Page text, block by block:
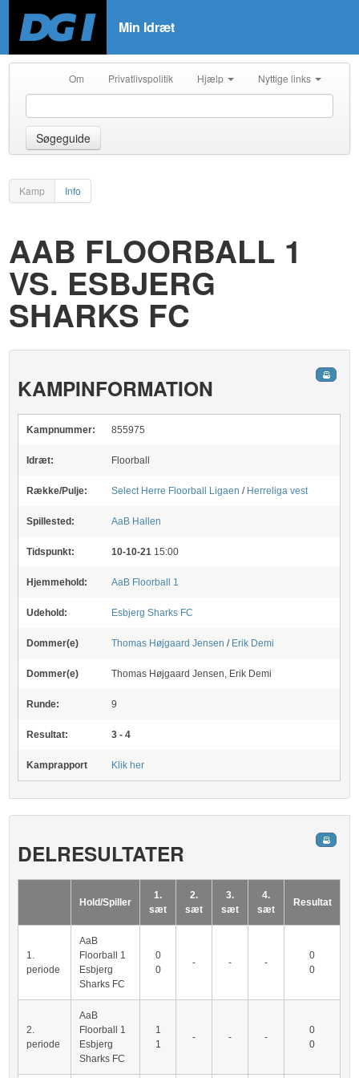
Min Idræt
Om Privatlivspolitik Hjælp Nyttige links
Søgeguide
Kamp Info
AAB FLOORBALL 1
VS. ESBJERG
SHARKS FC
KAMPINFORMATION
Kampnummer: 855975
Idræt: Floorball
Række/Pulje: Select Herre Floorball Ligaen / Herreliga vest
Spillested: AaB Hallen
Tidspunkt: 10-10-21 15:00
Hjemmehold: AaB Floorball 1
Udehold: Esbjerg Sharks FC
Dommer(e) Thomas Højgaard Jensen / Erik Demi
Dommer(e) Thomas Højgaard Jensen, Erik Demi
Runde: 9
Resultat: 3 - 4
Kamprapport Klik her
DELRESULTATER
Hold/Spiller
1.
sæt
2.
sæt
3.
sæt
4.
sæt
Resultat
1.
periode
AaB
Floorball 1
Esbjerg
Sharks FC
0
0
- - -
0
0
2.
periode
AaB
Floorball 1
Esbjerg
Sharks FC
1
1
- - -
0
0